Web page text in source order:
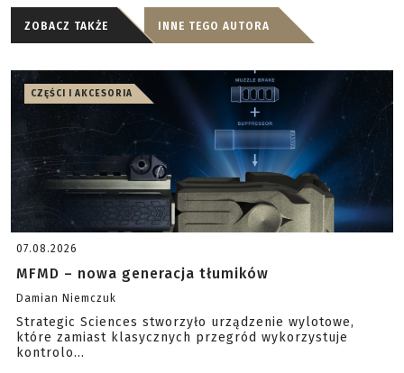
ZOBACZ TAKŻE INNE TEGO AUTORA
CZĘŚCI I AKCESORIA
07.08.2026
MFMD – nowa generacja tłumików
Damian Niemczuk
Strategic Sciences stworzyło urządzenie wylotowe,
które zamiast klasycznych przegród wykorzystuje
kontrolo...